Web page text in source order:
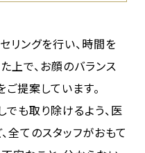
リングを行い、時間を
上で、お顔のバランス
提案しています。
も取り除けるよう、医
全てのスタッフがおもて